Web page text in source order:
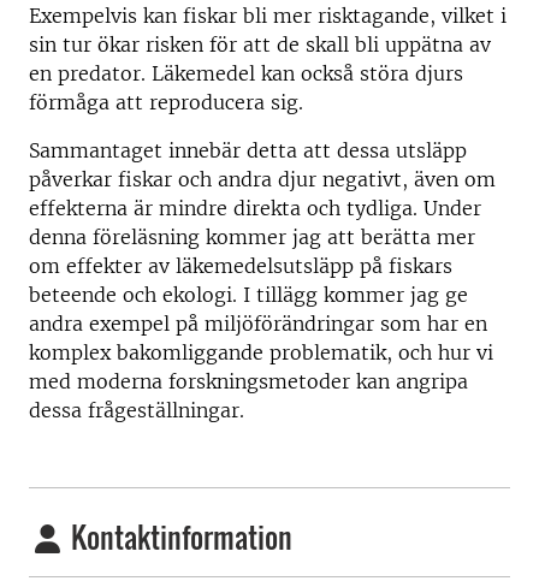
Exempelvis kan fiskar bli mer risktagande, vilket i
sin tur ökar risken för att de skall bli uppätna av
en predator. Läkemedel kan också störa djurs
förmåga att reproducera sig.
Sammantaget innebär detta att dessa utsläpp
påverkar fiskar och andra djur negativt, även om
effekterna är mindre direkta och tydliga. Under
denna föreläsning kommer jag att berätta mer
om effekter av läkemedelsutsläpp på fiskars
beteende och ekologi. I tillägg kommer jag ge
andra exempel på miljöförändringar som har en
komplex bakomliggande problematik, och hur vi
med moderna forskningsmetoder kan angripa
dessa frågeställningar.
Kontaktinformation